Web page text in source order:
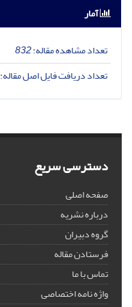
آمار
تعداد مشاهده مقاله:832
تعداد دریافت فایل اصل مقاله:
دسترسی سریع
صفحه اصلی
درباره نشریه
گروه دبیران
فرستادن مقاله
تماس با ما
واژه نامه اختصاصی